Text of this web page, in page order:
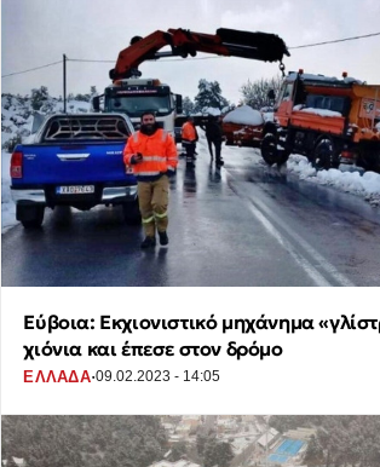
Εύβοια: Εκχιονιστικό μηχάνημα
χιόνια και έπεσε στον δρόμο
ΕΛΛΑΔΑ·09.02.2023 - 14:05